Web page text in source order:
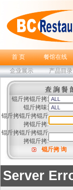
首 页 餐馆在线
企业展示
产品目录
锟斤拷锟斤拷:
锟斤拷味:
锟斤拷锟斤拷锟斤
拷锟斤拷:
锟斤拷锟斤拷锟斤
拷锟斤拷:
锟斤拷 询